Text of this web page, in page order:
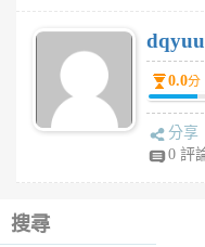
0.0分
分享
0 評
搜尋